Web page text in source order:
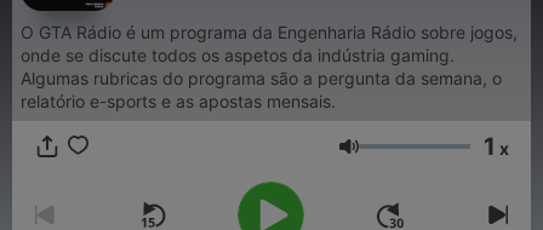
O GTA Rádio é um programa da Engenharia Rádio sobre jogos,
onde se discute todos os aspetos da indústria gaming.
Algumas rubricas do programa são a pergunta da semana, o
relatório e-sports e as apostas mensais.
Сила на звука
1 x